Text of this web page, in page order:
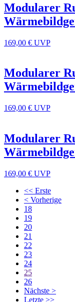
Modularer
169,00 € UVP
Modularer
169,00 € UVP
Modularer
169,00 € UVP
<< Erste
< Vorherige
18
19
20
21
22
23
24
25
26
Nächste >
Letzte >>